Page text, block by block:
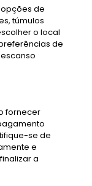
de
túmulos
o local
de
fornecer
se de
e
a